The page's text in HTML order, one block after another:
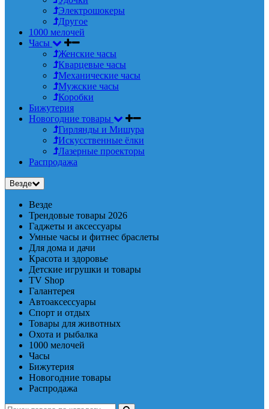
Электрошокеры
Другое
1000 мелочей
Часы
Женские часы
Кварцевые часы
Механические часы
Мужские часы
Коробки
Бижутерия
Новогодние товары
Гирлянды и Мишура
Искусственные ёлки
Лазерные проекторы
Распродажа
Везде
Везде
Трендовые товары 2026
Гаджеты и аксессуары
Умные часы и фитнес браслеты
Для дома и дачи
Красота и здоровье
Детские игрушки и товары
TV Shop
Галантерея
Автоаксессуары
Спорт и отдых
Товары для животных
Охота и рыбалка
1000 мелочей
Часы
Бижутерия
Новогодние товары
Распродажа